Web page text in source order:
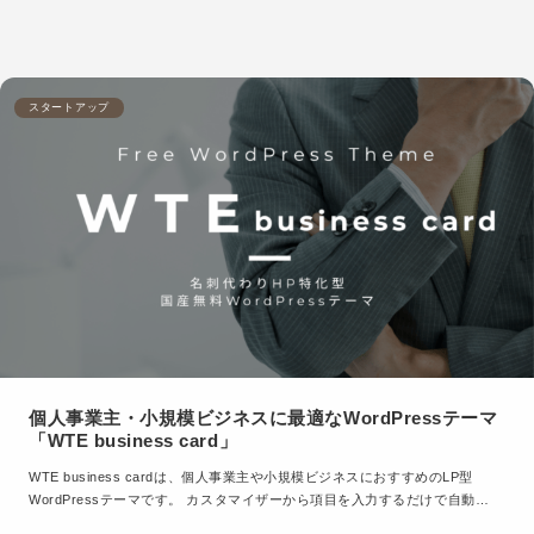
スタートアップ
個人事業主・小規模ビジネスに最適なWordPressテーマ
「WTE business card」
WTE business cardは、個人事業主や小規模ビジネスにおすすめのLP型
WordPressテーマです。 カスタマイザーから項目を入力するだけで自動…